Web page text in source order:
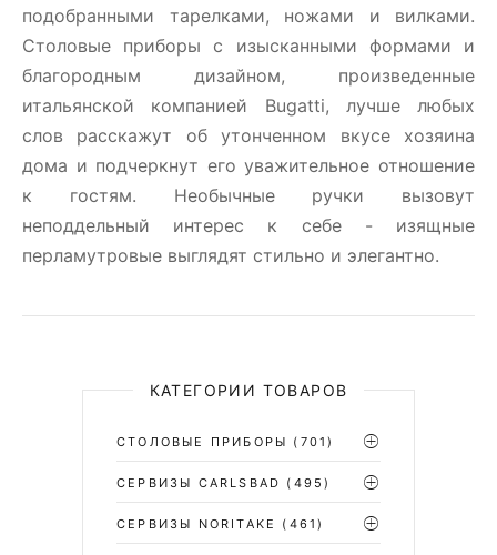
подобранными тарелками, ножами и вилками.
Столовые приборы c изысканными формами и
благородным дизайном, произведенные
итальянской компанией Bugatti, лучше любых
слов расскажут об утонченном вкусе хозяина
дома и подчеркнут его уважительное отношение
к гостям. Необычные ручки вызовут
неподдельный интерес к себе - изящные
перламутровые выглядят стильно и элегантно.
КАТЕГОРИИ ТОВАРОВ
СТОЛОВЫЕ ПРИБОРЫ (701)
CЕРВИЗЫ CARLSBAD (495)
СЕРВИЗЫ NORITAKE (461)